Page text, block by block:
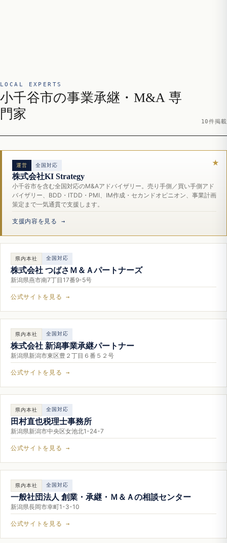
LOCAL EXPERTS
小千谷市の事業承継・M&A 専
門家
10件掲載
運営 全国対応
株式会社KI Strategy
小千谷市を含む全国対応のM&Aアドバイザリー。売り手側／買い手側アド
バイザリー、BDD・ITDD・PMI、IM作成・セカンドオピニオン、事業計画
策定まで一気通貫で支援します。
支援内容を見る →
県内本社 全国対応
株式会社 つばさＭ＆Ａパートナーズ
新潟県燕市南7丁目17番9-5号
公式サイトを見る →
県内本社 全国対応
株式会社 新潟事業承継パートナー
新潟県新潟市東区豊２丁目６番５２号
公式サイトを見る →
県内本社 全国対応
田村直也税理士事務所
新潟県新潟市中央区女池北1-24-7
公式サイトを見る →
県内本社 全国対応
一般社団法人 創業・承継・Ｍ＆Ａの相談センター
新潟県長岡市幸町1-3-10
公式サイトを見る →